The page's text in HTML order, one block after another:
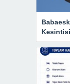
Kesintisi